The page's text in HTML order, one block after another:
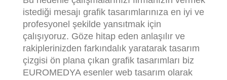
istediği mesajı grafik tasarımlarınıza en iyi ve
profesyonel şekilde yansıtmak için
çalışıyoruz. Göze hitap eden anlaşılır ve
rakiplerinizden farkındalık yaratarak tasarım
çizgisi ön plana çıkan grafik tasarımları biz
EUROMEDYA esenler web tasarım olarak